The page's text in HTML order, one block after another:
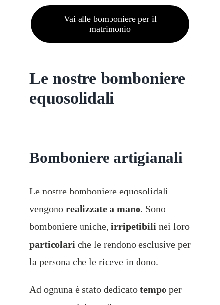
Vai alle bomboniere per il
matrimonio
Le nostre bomboniere
equosolidali
Bomboniere artigianali
Le nostre bomboniere equosolidali
vengono realizzate a mano. Sono
bomboniere uniche, irripetibilinei loro
particolariche le rendono esclusive per
la persona che le riceve in dono.
Ad ognuna è stato dedicato tempoper